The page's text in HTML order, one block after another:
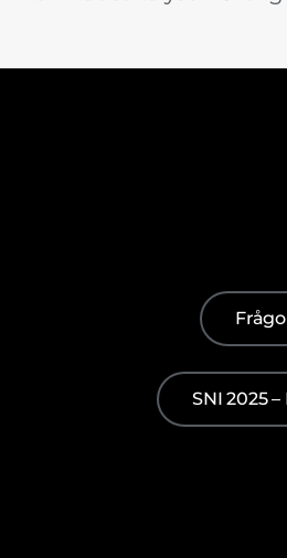
SNI 2025